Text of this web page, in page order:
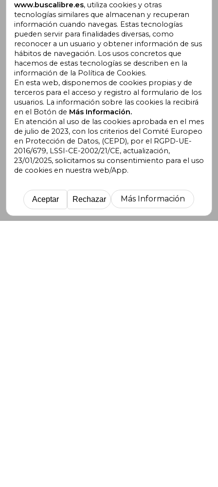
Vender Libros en Buscalibre
Aviso legal
Políticas de Envío y Devolución
Política de Privacidad
Cómo Comprar
Nuestras Formas de Pago
Opiniones de Clientes
Seguridad Redes Sociales
Términos y Condiciones de Uso
Condiciones de Venta
Gastos de Envío
Blog
Incentivo a la Lectura
Libros Recomendados
www.buscalibre.es, utiliza cookies y otras
tecnologías similares que almacenan y recuperan
información cuando navegas. Estas tecnologías
pueden servir para finalidades diversas, como
reconocer a un usuario y obtener información de sus
hábitos de navegación. Los usos concretos que
hacemos de estas tecnologías se describen en la
información de la Política de Cookies.
En esta web, disponemos de cookies propias y de
terceros para el acceso y registro al formulario de los
usuarios. La información sobre las cookies la recibirá
en el Botón de Más Información.
En atención al uso de las cookies aprobada en el mes
de julio de 2023, con los criterios del Comité Europeo
en Protección de Datos, (CEPD), por el RGPD-UE-
2016/679, LSSI-CE-2002/21/CE, actualización,
23/01/2025, solicitamos su consentimiento para el uso
de cookies en nuestra web/App.
Aceptar Rechazar Más Información